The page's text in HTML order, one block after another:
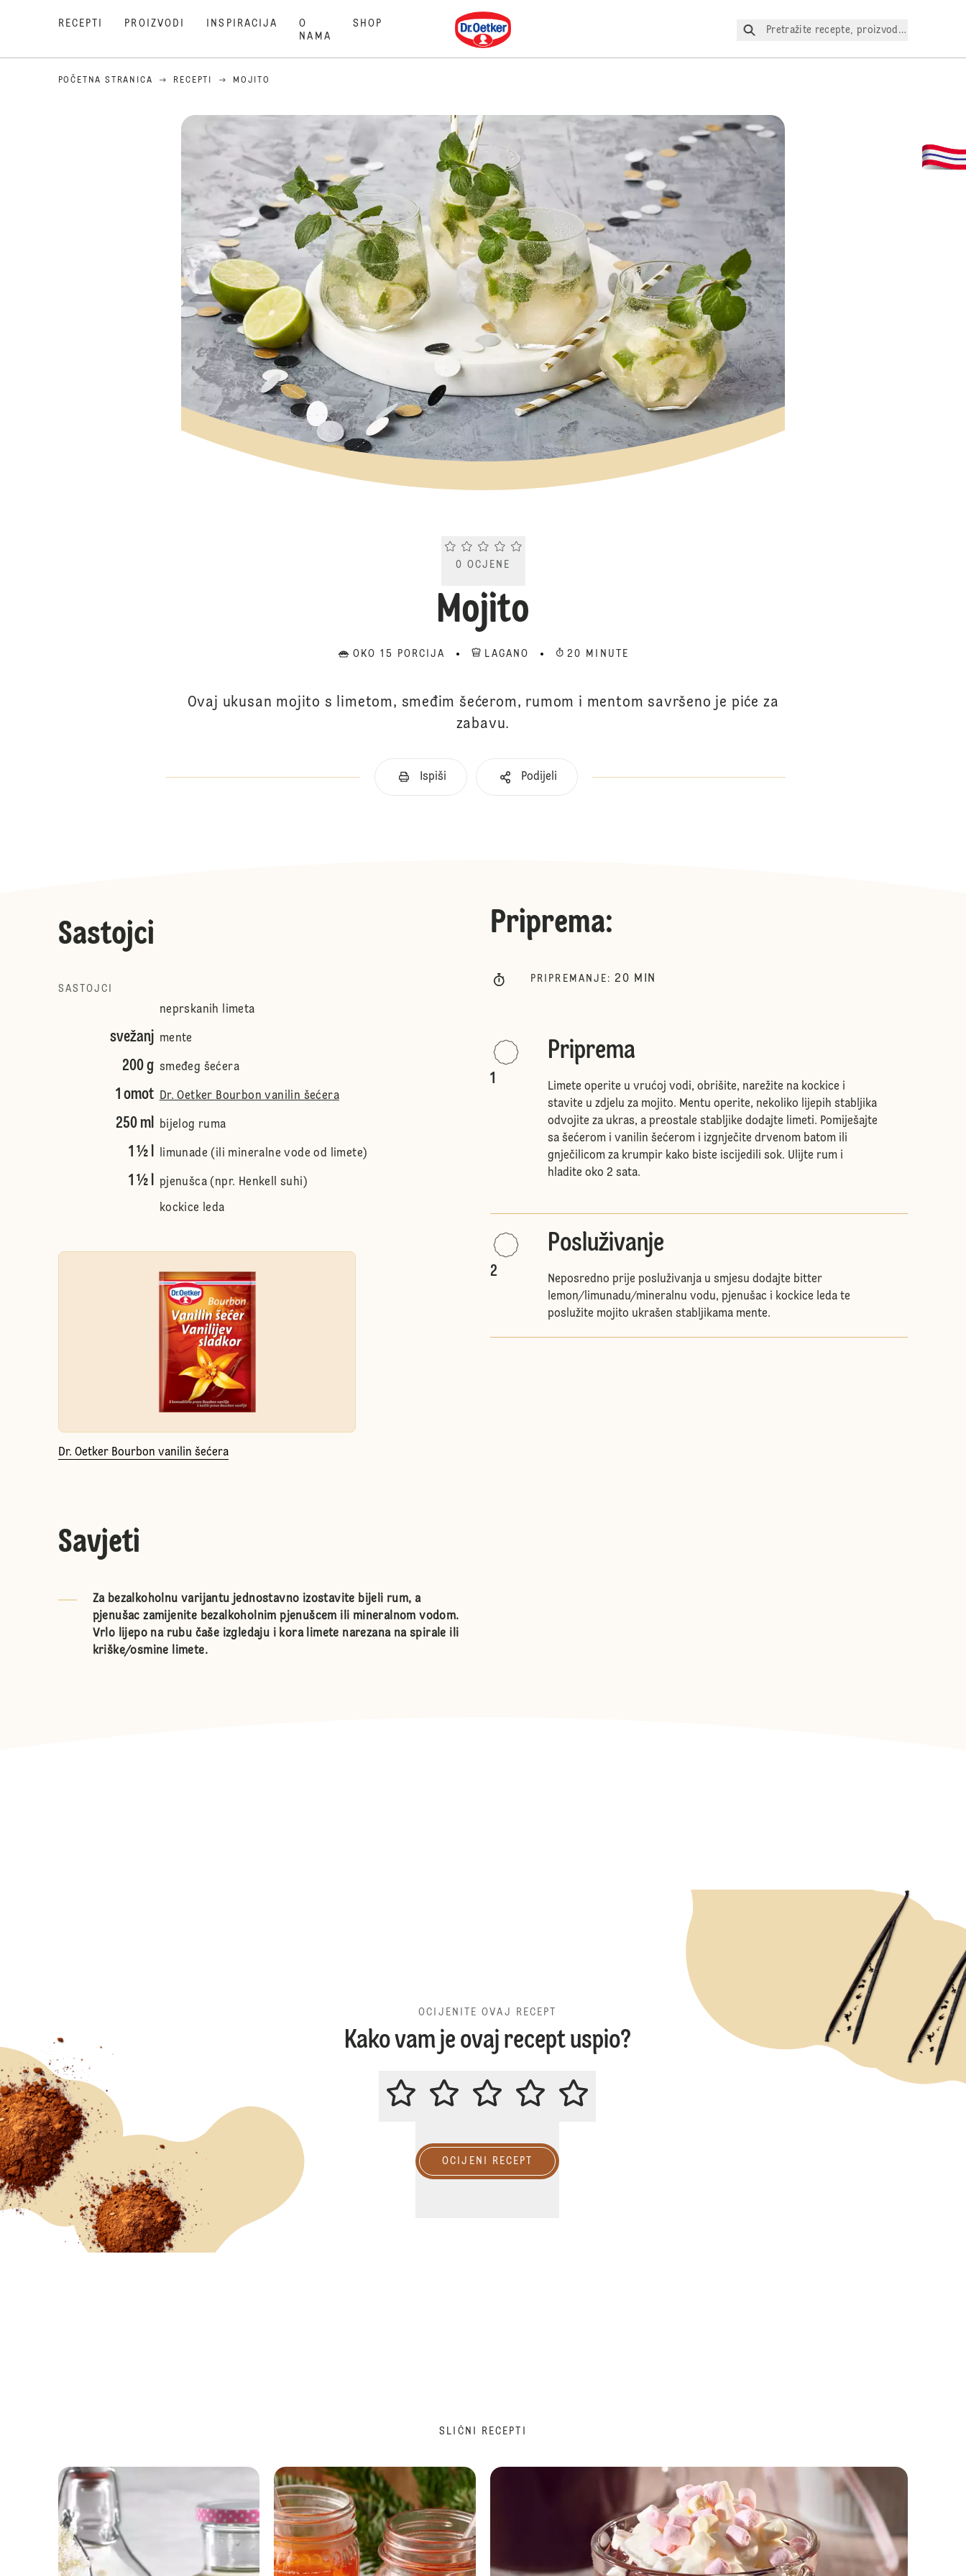
RECEPTI PROIZVODI INSPIRACIJA
O
NAMA
SHOP Dr. Oetker
Pretražite recepte, proizvode itd.
POČETNA STRANICA RECEPTI MOJITO
Current rating 0.0. Click to rate.
0 OCJENE
Mojito
OKO 15 PORCIJA LAGANO 20 MINUTE
Ovaj ukusan mojito s limetom, smeđim šećerom, rumom i mentom savršeno je piće za
zabavu.
Ispiši Podijeli
Sastojci
SASTOJCI
neprskanih limeta
svežanj mente
200 g smeđeg šećera
1 omot Dr. Oetker Bourbon vanilin šećera
250 ml bijelog ruma
1 ½ l limunade (ili mineralne vode od limete)
1 ½ l pjenušca (npr. Henkell suhi)
kockice leda
Dr. Oetker Bourbon vanilin šećera
Savjeti
Za bezalkoholnu varijantu jednostavno izostavite bijeli rum, a
pjenušac zamijenite bezalkoholnim pjenušcem ili mineralnom vodom.
Vrlo lijepo na rubu čaše izgledaju i kora limete narezana na spirale ili
kriške/osmine limete.
Priprema:
PRIPREMANJE : 20 MIN
1
Priprema
Limete operite u vrućoj vodi, obrišite, narežite na kockice i
stavite u zdjelu za mojito. Mentu operite, nekoliko lijepih stabljika
odvojite za ukras, a preostale stabljike dodajte limeti. Pomiješajte
sa šećerom i vanilin šećerom i izgnječite drvenom batom ili
gnječilicom za krumpir kako biste iscijedili sok. Ulijte rum i
hladite oko 2 sata.
2
Posluživanje
Neposredno prije posluživanja u smjesu dodajte bitter
lemon/limunadu/mineralnu vodu, pjenušac i kockice leda te
poslužite mojito ukrašen stabljikama mente.
OCIJENITE OVAJ RECEPT
Kako vam je ovaj recept uspio?
OCIJENITE OVAJ RECEPT
OCIJENI RECEPT
SLIČNI RECEPTI
Sok od bazge Topli Aperol koktel